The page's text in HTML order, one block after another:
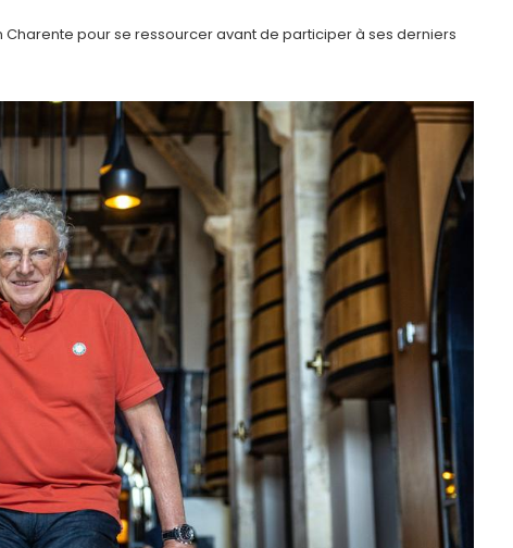
Charente pour se ressourcer avant de participer à ses derniers